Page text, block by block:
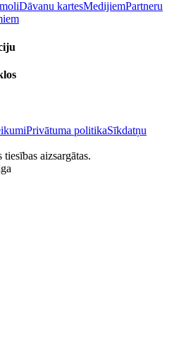
Dāvanu kartesMedijiemPartneru
Privātuma politikaSīkdatņu
aizsargātas.